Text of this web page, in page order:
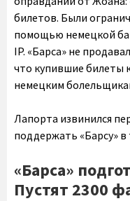
билетов. Были
помощью немецкой
IP. «Барса» не
что купившие билеты
немецким
Лапорта извинился
поддержать «Барсу»
«Барса»
Пустят 2300